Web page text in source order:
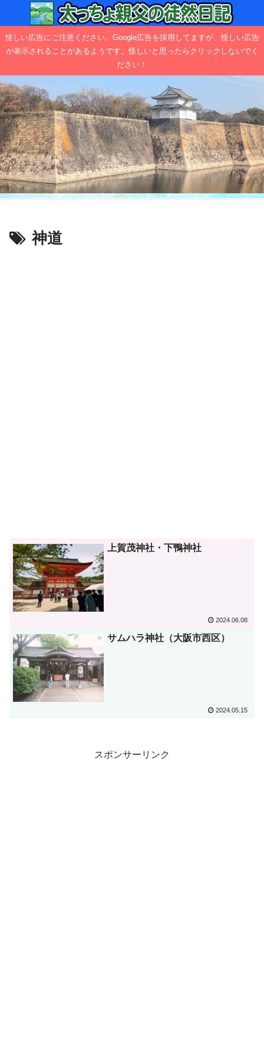
怪しい広告にご注意ください。Google広告を採用してますが、怪しい広告
が表示されることがあるようです。怪しいと思ったらクリックしないでく
ださい！
神道
上賀茂神社・下鴨神社
2024.06.08
サムハラ神社（大阪市西区）
2024.05.15
スポンサーリンク